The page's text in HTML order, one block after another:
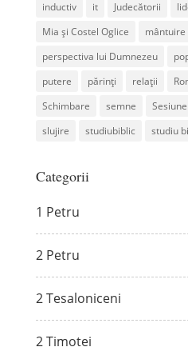
inductiv
it Judecătorii
Mia și Costel Oglice
mântuire
perspectiva lui Dumnezeu
putere
părinți relații
Schimbare
semne Sesiune
slujire
studiubiblic studiu
Categorii
1 Petru
2 Petru
2 Tesaloniceni
2 Timotei